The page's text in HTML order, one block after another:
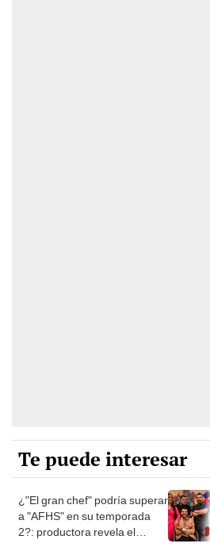
Te puede interesar
¿"El gran chef" podría superar
a "AFHS" en su temporada
2?: productora revela el